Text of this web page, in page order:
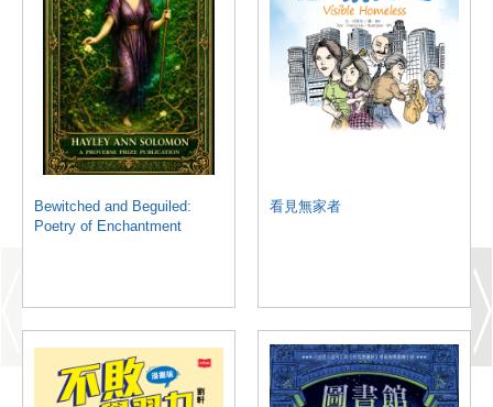
Bewitched and Beguiled:
Poetry of Enchantment
看見無家者